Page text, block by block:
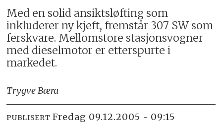
Med en solid ansiktsløfting som
inkluderer ny kjeft, fremstår 307 SW som
ferskvare. Mellomstore stasjonsvogner
med dieselmotor er etterspurte i
markedet.
Trygve Bæra
PUBLISERT fredag 09.12.2005 - 09:15